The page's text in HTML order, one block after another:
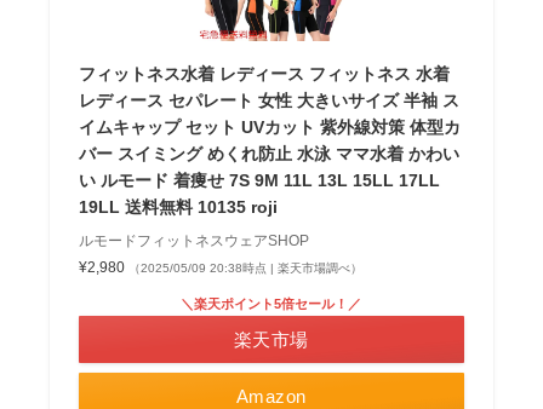
フィットネス水着 レディース フィットネス 水着
レディース セパレート 女性 大きいサイズ 半袖 ス
イムキャップ セット UVカット 紫外線対策 体型カ
バー スイミング めくれ防止 水泳 ママ水着 かわい
い ルモード 着痩せ 7S 9M 11L 13L 15LL 17LL
19LL 送料無料 10135 roji
ルモードフィットネスウェアSHOP
¥2,980
（2025/05/09 20:38時点 | 楽天市場調べ）
Amazon
＼楽天ポイント5倍セール！／
楽天市場